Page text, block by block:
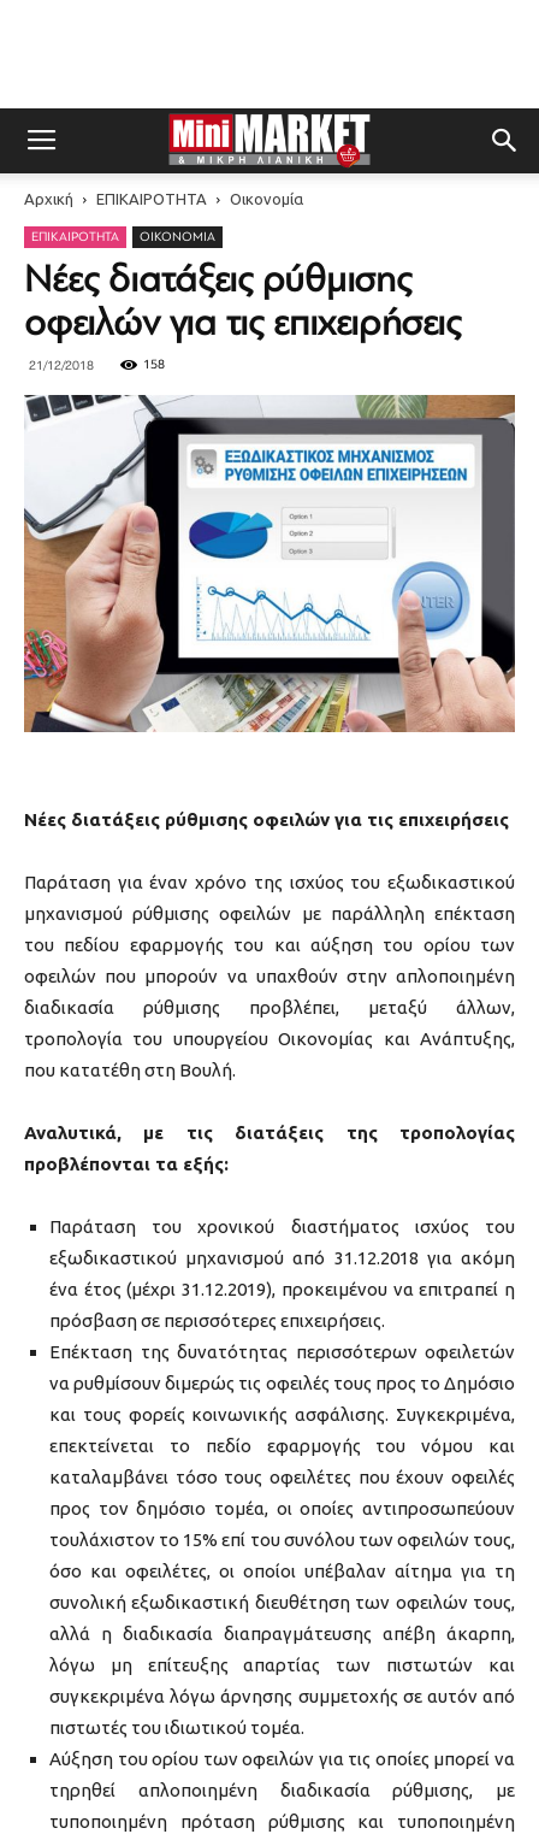
Αρχική ΕΠΙΚΑΙΡΟΤΗΤΑ Οικονομία
ΕΠΙΚΑΙΡΟΤΗΤΑ ΟΙΚΟΝΟΜΊΑ
Νέες διατάξεις ρύθμισης
οφειλών για τις επιχειρήσεις
21/12/2018 158
Νέες διατάξεις ρύθμισης οφειλών για τις επιχειρήσεις
Παράταση για έναν χρόνο της ισχύος του εξωδικαστικού
μηχανισμού ρύθμισης οφειλών με παράλληλη επέκταση
του πεδίου εφαρμογής του και αύξηση του ορίου των
οφειλών που μπορούν να υπαχθούν στην απλοποιημένη
διαδικασία ρύθμισης προβλέπει, μεταξύ άλλων,
τροπολογία του υπουργείου Οικονομίας και Ανάπτυξης,
που κατατέθη στη Βουλή.
Αναλυτικά, με τις διατάξεις της τροπολογίας
προβλέπονται τα εξής:
Παράταση του χρονικού διαστήματος ισχύος του
εξωδικαστικού μηχανισμού από 31.12.2018 για ακόμη
ένα έτος (μέχρι 31.12.2019), προκειμένου να επιτραπεί η
πρόσβαση σε περισσότερες επιχειρήσεις.
Επέκταση της δυνατότητας περισσότερων οφειλετών
να ρυθμίσουν διμερώς τις οφειλές τους προς το Δημόσιο
και τους φορείς κοινωνικής ασφάλισης. Συγκεκριμένα,
επεκτείνεται το πεδίο εφαρμογής του νόμου και
καταλαμβάνει τόσο τους οφειλέτες που έχουν οφειλές
προς τον δημόσιο τομέα, οι οποίες αντιπροσωπεύουν
τουλάχιστον το 15% επί του συνόλου των οφειλών τους,
όσο και οφειλέτες, οι οποίοι υπέβαλαν αίτημα για τη
συνολική εξωδικαστική διευθέτηση των οφειλών τους,
αλλά η διαδικασία διαπραγμάτευσης απέβη άκαρπη,
λόγω μη επίτευξης απαρτίας των πιστωτών και
συγκεκριμένα λόγω άρνησης συμμετοχής σε αυτόν από
πιστωτές του ιδιωτικού τομέα.
Αύξηση του ορίου των οφειλών για τις οποίες μπορεί να
τηρηθεί απλοποιημένη διαδικασία ρύθμισης, με
τυποποιημένη πρόταση ρύθμισης και τυποποιημένη